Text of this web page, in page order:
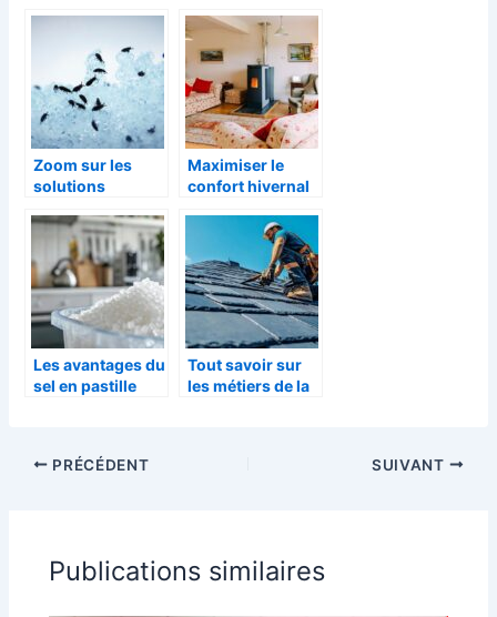
votre maison
Zoom sur les
solutions
combattre les
puces
Maximiser le
confort hivernal
rénovation
intelligente et
une chaleur
optimale
Les avantages du
sel en pastille
Indispensable
Tout savoir sur
les métiers de la
PRÉCÉDENT SUIVANT
Publications similaires